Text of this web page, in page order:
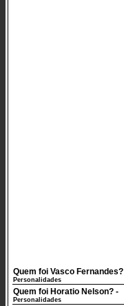
Quem foi Vasco Fernandes?
Personalidades
Quem foi Horatio Nelson? -
Personalidades